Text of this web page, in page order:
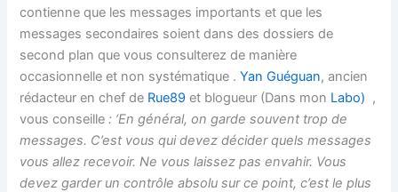
contienne que les messages importants et que les
messages secondaires soient dans des dossiers de
second plan que vous consulterez de manière
occasionnelle et non systématique . Yan Guéguan, ancien
rédacteur en chef de Rue89 et blogueur (Dans mon Labo) ,
vous conseille: ‘En général, on garde souvent trop de
messages. C’est vous qui devez décider quels messages
vous allez recevoir. Ne vous laissez pas envahir. Vous
devez garder un contrôle absolu sur ce point, c’est le plus